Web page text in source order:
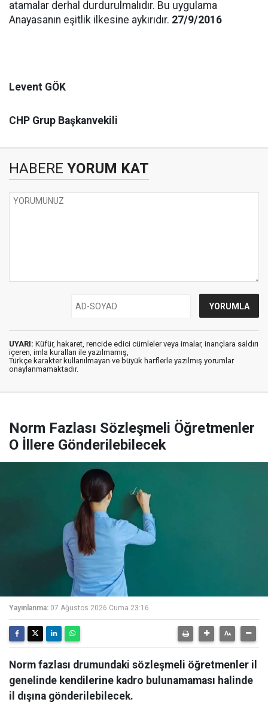
atamalar derhal durdurulmalıdır. Bu uygulama
Anayasanın eşitlik ilkesine aykırıdır. 27/9/2016
Levent GÖK
CHP Grup Başkanvekili
HABERE YORUM KAT
UYARI: Küfür, hakaret, rencide edici cümleler veya imalar, inançlara saldırı
içeren, imla kuralları ile yazılmamış,
Türkçe karakter kullanılmayan ve büyük harflerle yazılmış yorumlar
onaylanmamaktadır.
Norm Fazlası Sözleşmeli Öğretmenler
O İllere Gönderilebilecek
Yayınlanma: 07 Ağustos 2026 Cuma 23:16
Norm fazlası drumundaki sözleşmeli öğretmenler il
genelinde kendilerine kadro bulunamaması halinde
il dışına gönderilebilecek.